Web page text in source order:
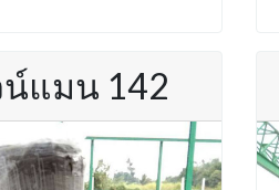
แมน 142